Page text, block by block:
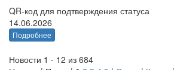
QR-код для подтверждения статуса
14.06.2026
Подробнее
Новости 1 - 12 из 684